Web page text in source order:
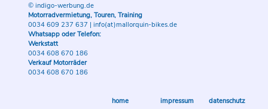
© indigo-werbung.de
Motorradvermietung, Touren, Training
0034 609 237 637 | info(at)mallorquin-bikes.de
Whatsapp oder Telefon:
Werkstatt
0034 608 670 186
Verkauf Motorräder
0034 608 670 186
home impressum datenschutz